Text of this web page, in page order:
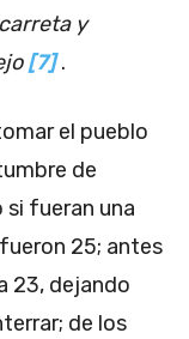
y
[7] .
el pueblo
de
fueran una
25; antes
23, dejando
de los